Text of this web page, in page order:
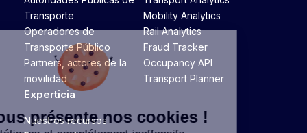
Transporte
Operadores de
Transporte Público
Partners, actores de la
movilidad
Mobility Analytics
Rail Analytics
Fraud Tracker
Occupancy API
Transport Planner
Experticia
Nuestros recursos
On vous présente nos cookies !